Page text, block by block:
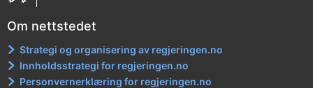
Om nettstedet
Strategi og organisering av regjeringen.no
Innholdsstrategi for regjeringen.no
Personvernerklæring for regjeringen.no